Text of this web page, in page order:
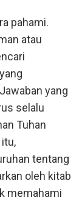
pahami.
atau
yang
selalu
Tuhan
tentang
oleh kitab
memahami